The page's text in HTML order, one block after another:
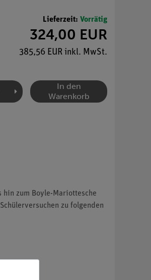
Lieferzeit: Vorrätig
324,00 EUR
385,56 EUR inkl. MwSt.
In den
Warenkorb
zum Boyle-Mariottesche
zu folgenden